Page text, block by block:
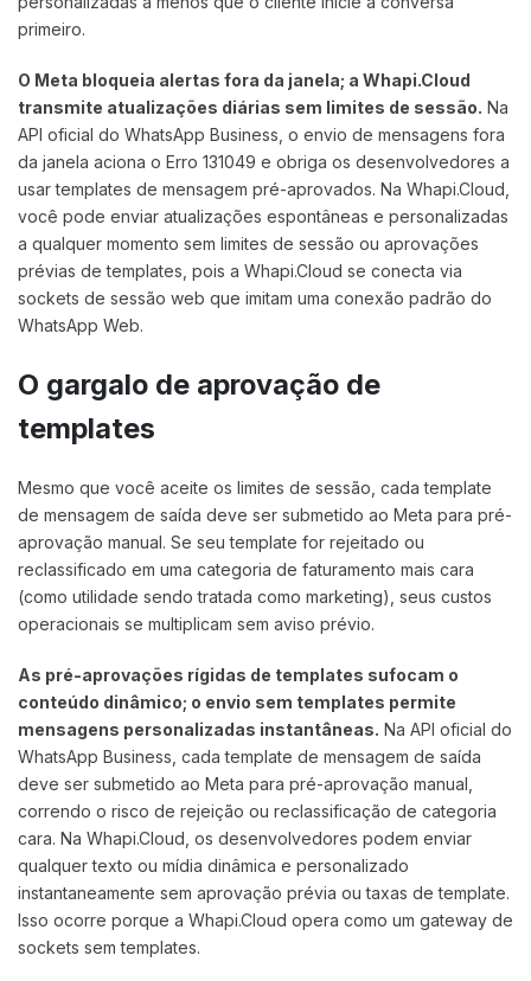
primeiro.
O Meta bloqueia alertas fora da janela; a Whapi.Cloud
transmite atualizações diárias sem limites de sessão. Na
API oficial do WhatsApp Business, o envio de mensagens fora
da janela aciona o Erro 131049 e obriga os desenvolvedores a
usar templates de mensagem pré-aprovados. Na Whapi.Cloud,
você pode enviar atualizações espontâneas e personalizadas
a qualquer momento sem limites de sessão ou aprovações
prévias de templates, pois a Whapi.Cloud se conecta via
sockets de sessão web que imitam uma conexão padrão do
WhatsApp Web.
O gargalo de aprovação de
templates
Mesmo que você aceite os limites de sessão, cada template
de mensagem de saída deve ser submetido ao Meta para pré-
aprovação manual. Se seu template for rejeitado ou
reclassificado em uma categoria de faturamento mais cara
(como utilidade sendo tratada como marketing), seus custos
operacionais se multiplicam sem aviso prévio.
As pré-aprovações rígidas de templates sufocam o
conteúdo dinâmico; o envio sem templates permite
mensagens personalizadas instantâneas. Na API oficial do
WhatsApp Business, cada template de mensagem de saída
deve ser submetido ao Meta para pré-aprovação manual,
correndo o risco de rejeição ou reclassificação de categoria
cara. Na Whapi.Cloud, os desenvolvedores podem enviar
qualquer texto ou mídia dinâmica e personalizado
instantaneamente sem aprovação prévia ou taxas de template.
Isso ocorre porque a Whapi.Cloud opera como um gateway de
sockets sem templates.